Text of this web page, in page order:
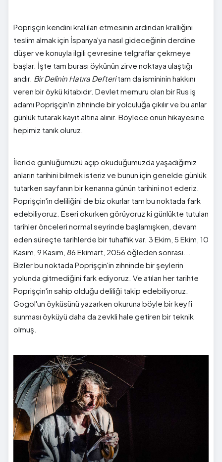
Poprişçin kendini kral ilan etmesinin ardından krallığını
teslim almak için İspanya'ya nasıl gideceğinin derdine
düşer ve konuyla ilgili çevresine telgraflar çekmeye
başlar. İşte tam burası öykünün zirve noktaya ulaştığı
andır. Bir Delinin Hatıra Defteritam da ismininin hakkını
veren bir öykü kitabıdır. Devlet memuru olan bir Rus iş
adamı Poprişçin'in zihninde bir yolculuğa çıkılır ve bu anlar
günlük tutarak kayıt altına alınır. Böylece onun hikayesine
hepimiz tanık oluruz.
İleride günlüğümüzü açıp okuduğumuzda yaşadığımız
anların tarihini bilmek isteriz ve bunun için genelde günlük
tutarken sayfanın bir kenarına günün tarihini not ederiz.
Poprişçin'in deliliğini de biz okurlar tam bu noktada fark
edebiliyoruz. Eseri okurken görüyoruz ki günlükte tutulan
tarihler önceleri normal seyrinde başlamışken, devam
eden süreçte tarihlerde bir tuhaflık var. 3 Ekim, 5 Ekim, 10
Kasım, 9 Kasım, 86 Ekimart, 2056 öğleden sonrası...
Bizler bu noktada Poprişçin'in zihninde bir şeylerin
yolunda gitmediğini fark ediyoruz. Ve atılan her tarihte
Poprişçin'in sahip olduğu deliliği takip edebiliyoruz.
Gogol'un öyküsünü yazarken okuruna böyle bir keyfi
sunması öyküyü daha da zevkli hale getiren bir teknik
olmuş.